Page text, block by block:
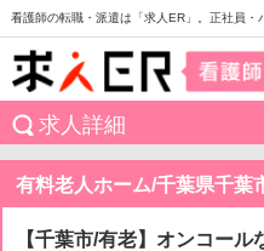
看護師の転職・派遣は「求人ER」。正社員・
求人詳細
有料老人ホーム/千葉県千葉
【千葉市/有老】オンコー